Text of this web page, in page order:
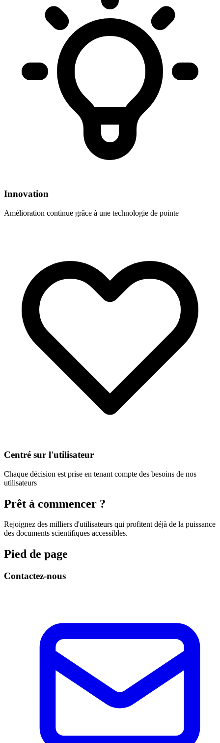
Innovation
Amélioration continue grâce à une technologie de pointe
Centré sur l'utilisateur
Chaque décision est prise en tenant compte des besoins de nos
utilisateurs
Prêt à commencer ?
Rejoignez des milliers d'utilisateurs qui profitent déjà de la puissance
des documents scientifiques accessibles.
Pied de page
Contactez-nous